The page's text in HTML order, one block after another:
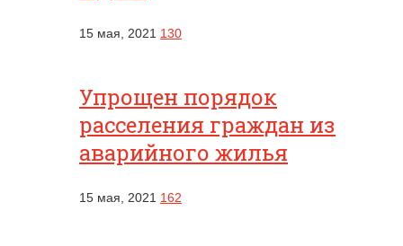
15 мая, 2021 130
Упрощен порядок
расселения граждан из
аварийного жилья
15 мая, 2021 162